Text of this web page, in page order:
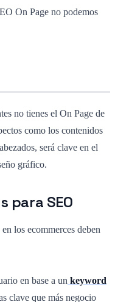
On Page no podemos
no tienes el On Page de
como los contenidos
será clave en el
gráfico.
para SEO
los ecommerces deben
en base a un keyword
clave que más negocio